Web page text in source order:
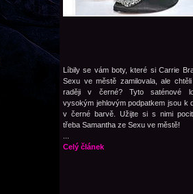
Líbily se vám boty, které si Carrie
Sexu ve městě zamilovala, ale
raději v černé? Tyto saténové
vysokým jehlovým podpatkem jsou k
v černé barvě. Užijte si s nimi
třeba Samantha ze Sexu ve městě!
Celý článek